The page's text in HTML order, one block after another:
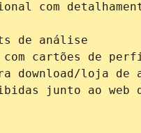
com
de análise
cartões de
download/loja
junto ao web